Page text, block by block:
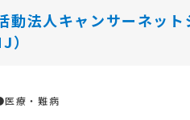
動法人キャンサーネット
）
療・難病